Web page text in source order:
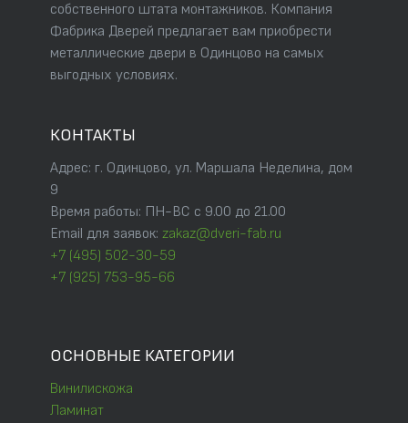
собственного штата монтажников. Компания
Фабрика Дверей предлагает вам приобрести
металлические двери в Одинцово на самых
выгодных условиях.
КОНТАКТЫ
Адрес: г. Одинцово, ул. Маршала Неделина, дом
9
Время работы: ПН-ВС с 9.00 до 21.00
Email для заявок: zakaz@dveri-fab.ru
+7 (495) 502-30-59
+7 (925) 753-95-66
ОСНОВНЫЕ КАТЕГОРИИ
Винилискожа
Ламинат